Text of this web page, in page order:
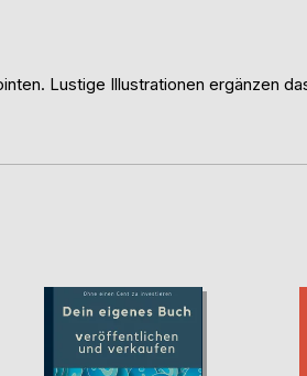
Lustige Illustrationen ergänzen